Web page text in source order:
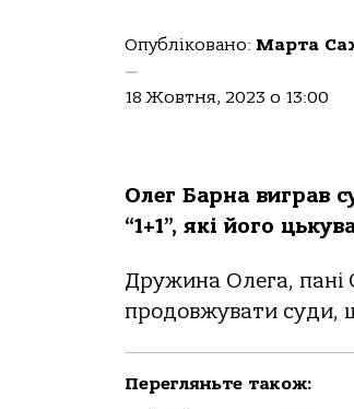
Опубліковано: Марта
—
18 Жовтня, 2023 о 13:00
Олег Барна виграв
“1+1”, які його
Дружина Олега, пані
продовжувати суди,
Перегляньте також: